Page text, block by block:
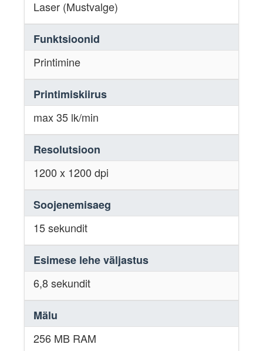
Laser (Mustvalge)
Funktsioonid
Printimine
Printimiskiirus
max 35 lk/min
Resolutsioon
1200 x 1200 dpi
Soojenemisaeg
15 sekundit
Esimese lehe väljastus
6,8 sekundit
Mälu
256 MB RAM